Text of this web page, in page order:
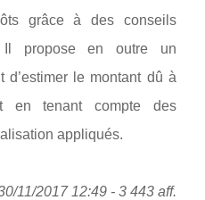
grâce à des conseils
Il propose en outre un
d’estimer le montant dû à
en tenant compte des
appliqués.
11/2017 12:49 - 3 443 aff.